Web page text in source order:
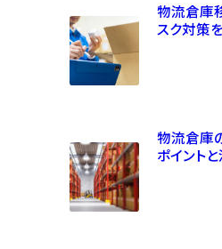
物流倉庫
スク対策
物流倉庫
ポイント